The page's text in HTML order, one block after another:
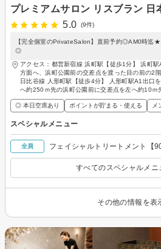
プレミアムサロン リスブラン 日
5.0
(9件)
【完全個室のPrivateSalon】直前予約◎AM0時迄
◎
アクセス：都営新宿線 浜町駅【徒歩1分】 浜町
方面へ、浜町公園前の交差点を渡った目の前の2
日比谷線 人形町駅【徒歩4分】 人形町駅A1出口
へ約250ｍ先の浜町公園前に交差点を左へ約10ｍ
◎ 本日空席あり ポイントが貯まる・使える メ
スペシャルメニュー
全員 フェイシャルトリートメント【90
すべてのスペシャルメニ
その他の情報を表